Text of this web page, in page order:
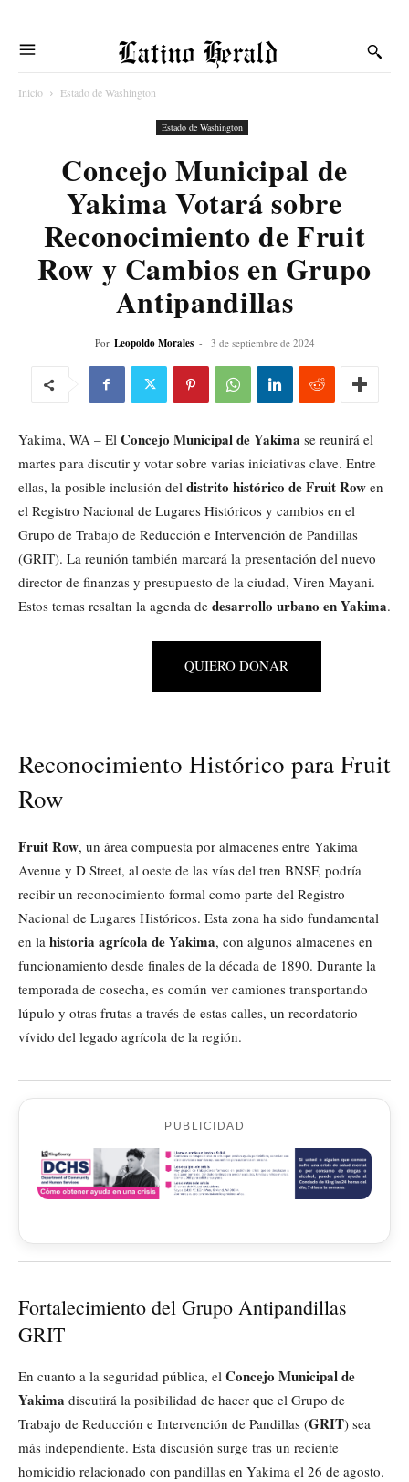
Latino Herald
Inicio Estado de Washington
Estado de Washington
Concejo Municipal de
Yakima Votará sobre
Reconocimiento de Fruit
Row y Cambios en Grupo
Antipandillas
Por Leopoldo Morales - 3 de septiembre de 2024
Yakima, WA – El Concejo Municipal de Yakima se reunirá el
martes para discutir y votar sobre varias iniciativas clave. Entre
ellas, la posible inclusión del distrito histórico de Fruit Row en
el Registro Nacional de Lugares Históricos y cambios en el
Grupo de Trabajo de Reducción e Intervención de Pandillas
(GRIT). La reunión también marcará la presentación del nuevo
director de finanzas y presupuesto de la ciudad, Viren Mayani.
Estos temas resaltan la agenda de desarrollo urbano en Yakima.
QUIERO DONAR
Reconocimiento Histórico para Fruit
Row
Fruit Row, un área compuesta por almacenes entre Yakima
Avenue y D Street, al oeste de las vías del tren BNSF, podría
recibir un reconocimiento formal como parte del Registro
Nacional de Lugares Históricos. Esta zona ha sido fundamental
en la historia agrícola de Yakima, con algunos almacenes en
funcionamiento desde finales de la década de 1890. Durante la
temporada de cosecha, es común ver camiones transportando
lúpulo y otras frutas a través de estas calles, un recordatorio
vívido del legado agrícola de la región.
PUBLICIDAD
Fortalecimiento del Grupo Antipandillas
GRIT
En cuanto a la seguridad pública, el Concejo Municipal de
Yakima discutirá la posibilidad de hacer que el Grupo de
Trabajo de Reducción e Intervención de Pandillas (GRIT) sea
más independiente. Esta discusión surge tras un reciente
homicidio relacionado con pandillas en Yakima el 26 de agosto.